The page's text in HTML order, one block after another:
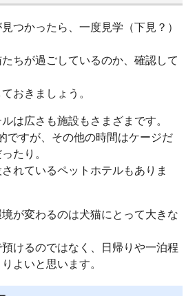
つかったら、一度見学（下見？）
ちが過ごしているのか、確認して
おきましょう。
は広さも施設もさまざまです。
ですが、その他の時間はケージだ
たり。
れているペットホテルもありま
が変わるのは犬猫にとって大きな
けるのではなく、日帰りや一泊程
よいと思います。